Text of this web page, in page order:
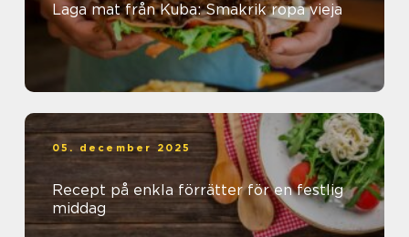
Laga mat från Kuba: Smakrik ropa vieja
05. december 2025
Recept på enkla förrätter för en festlig
middag